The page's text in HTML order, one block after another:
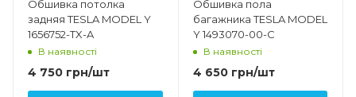
Обшивка потолка
задняя TESLA MODEL Y
1656752-TX-A
В наявності
4 750 грн/шт
Обшивка пола
багажника TESLA MODEL
Y 1493070-00-C
В наявності
4 650грн/шт